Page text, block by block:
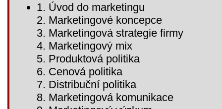
1. Úvod do marketingu
2. Marketingové koncepce
3. Marketingová strategie firmy
4. Marketingový mix
5. Produktová politika
6. Cenová politika
7. Distribuční politika
8. Marketingová komunikace